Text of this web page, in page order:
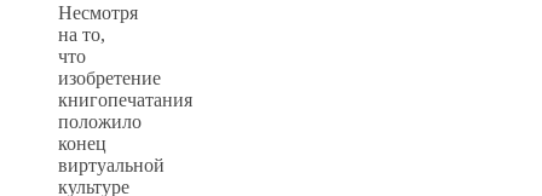
Несмотря
на то,
что
изобретение
книгопечатания
положило
конец
виртуальной
культуре